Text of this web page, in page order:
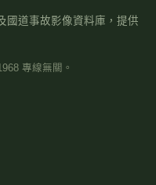
國道事故影像資料庫，提供
專線無關。